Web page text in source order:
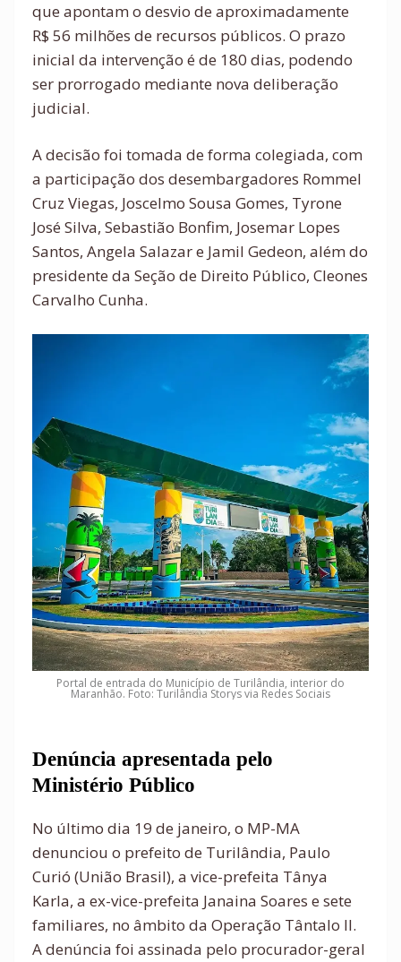
que apontam o desvio de aproximadamente
R$ 56 milhões de recursos públicos. O prazo
inicial da intervenção é de 180 dias, podendo
ser prorrogado mediante nova deliberação
judicial.
A decisão foi tomada de forma colegiada, com
a participação dos desembargadores Rommel
Cruz Viegas, Joscelmo Sousa Gomes, Tyrone
José Silva, Sebastião Bonfim, Josemar Lopes
Santos, Angela Salazar e Jamil Gedeon, além do
presidente da Seção de Direito Público, Cleones
Carvalho Cunha.
Portal de entrada do Município de Turilândia, interior do
Maranhão. Foto: Turilândia Storys via Redes Sociais
Denúncia apresentada pelo
Ministério Público
No último dia 19 de janeiro, o MP-MA
denunciou o prefeito de Turilândia, Paulo
Curió (União Brasil), a vice-prefeita Tânya
Karla, a ex-vice-prefeita Janaina Soares e sete
familiares, no âmbito da Operação Tântalo II.
A denúncia foi assinada pelo procurador-geral